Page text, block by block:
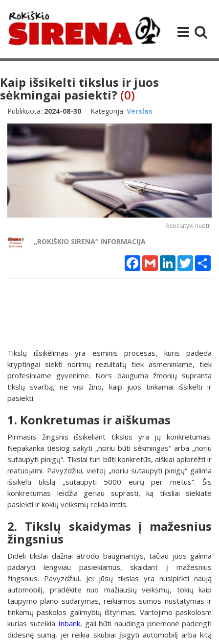
Kaip išsikelti tikslus ir juos
sėkmingai pasiekti? (0)
Publikuota: 2024-08-30 Kategorija: Verslas
Asociatyvi nuotr.
„ROKIŠKIO SIRENA“ INFORMACIJA
Facebook
Gmail LinkedInTwitter
Tikslų išsikėlimas yra esminis procesas, kuris padeda
kryptingai siekti norimų rezultatų tiek asmeniniame, tiek
profesiniame gyvenime. Nors dauguma žmonių supranta
tikslų svarbą, ne visi žino, kaip juos tinkamai išsikelti ir
pasiekti.
1. Konkretumas ir aiškumas
Pirmasis žingsnis išsikeliant tikslus yra jų konkretumas.
Nepakanka tiesiog sakyti „noriu būti sėkmingas“ arba „noriu
sutaupyti pinigų“. Tikslai turi būti konkretūs, aiškiai apibrėžti ir
matuojami. Pavyzdžiui, vietoj „noriu sutaupyti pinigų“ galima
išsikelti tikslą „sutaupyti 5000 eurų per metus“. Šis
konkretumas leidžia geriau suprasti, ką tiksliai siekiate
pasiekti ir kokių veiksmų reikia imtis.
2. Tikslų skaidymas į mažesnius
žingsnius
Dideli tikslai dažnai atrodo bauginantys, tačiau juos galima
padaryti lengviau pasiekiamus, skaidant į mažesnius
žingsnius. Pavyzdžiui, jei jūsų tikslas yra nusipirkti naują
automobilį, pradėkite nuo mažiausių veiksmų, tokių kaip
taupymo plano sudarymas, reikiamos sumos nustatymas ir
tinkamų paskolos galimybių ištyrimas. Vartojimo paskolosm
kurias suteikia Inbank, gali būti naudinga priemonė padengti
didesnę sumą, jei reikia skubiai įsigyti automobilį arba kitą